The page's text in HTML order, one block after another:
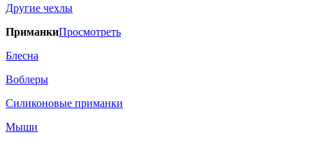
Другие чехлы
ПриманкиПросмотреть
Блесна
Воблеры
Силиконовые приманки
Мыши